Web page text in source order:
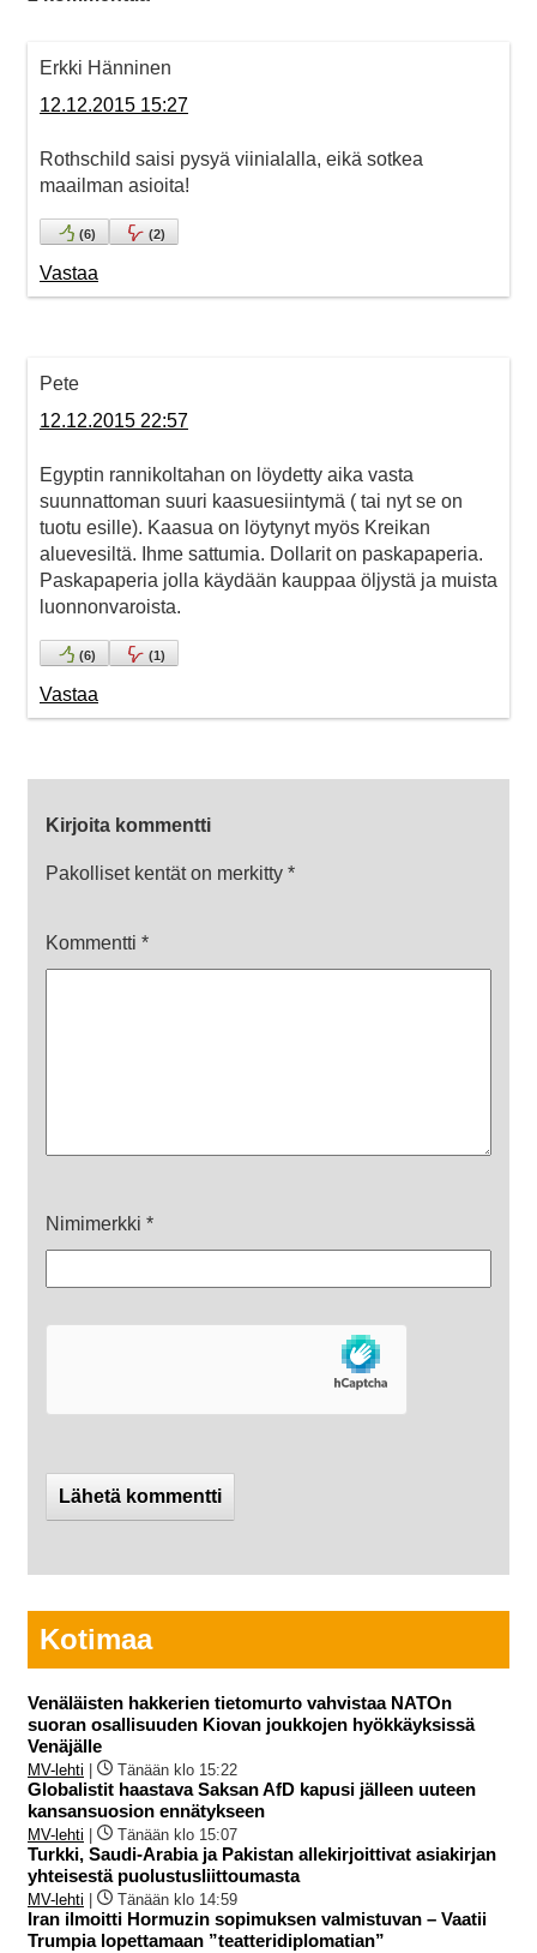
Erkki Hänninen
12.12.2015 15:27
Rothschild saisi pysyä viinialalla, eikä sotkea
maailman asioita!
(6) (2)
Vastaa
Pete
12.12.2015 22:57
Egyptin rannikoltahan on löydetty aika vasta
suunnattoman suuri kaasuesiintymä ( tai nyt se on
tuotu esille). Kaasua on löytynyt myös Kreikan
aluevesiltä. Ihme sattumia. Dollarit on paskapaperia.
Paskapaperia jolla käydään kauppaa öljystä ja muista
luonnonvaroista.
(6) (1)
Vastaa
Kirjoita kommentti
Pakolliset kentät on merkitty *
Kommentti *
Nimimerkki *
Kotimaa
Venäläisten hakkerien tietomurto vahvistaa NATOn
suoran osallisuuden Kiovan joukkojen hyökkäyksissä
Venäjälle
MV-lehti | Tänään klo 15:22
Globalistit haastava Saksan AfD kapusi jälleen uuteen
kansansuosion ennätykseen
MV-lehti | Tänään klo 15:07
Turkki, Saudi-Arabia ja Pakistan allekirjoittivat asiakirjan
yhteisestä puolustusliittoumasta
MV-lehti | Tänään klo 14:59
Iran ilmoitti Hormuzin sopimuksen valmistuvan – Vaatii
Trumpia lopettamaan ”teatteridiplomatian”